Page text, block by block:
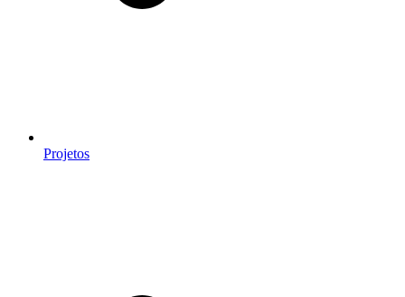
Projetos